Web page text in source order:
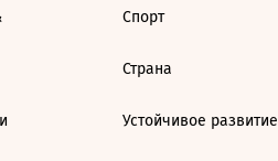
Спорт
Страна
Устойчивое развитие